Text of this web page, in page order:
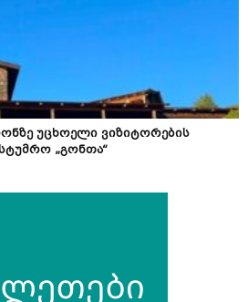
უცხოელი ვიზიტორების
„გონთა“